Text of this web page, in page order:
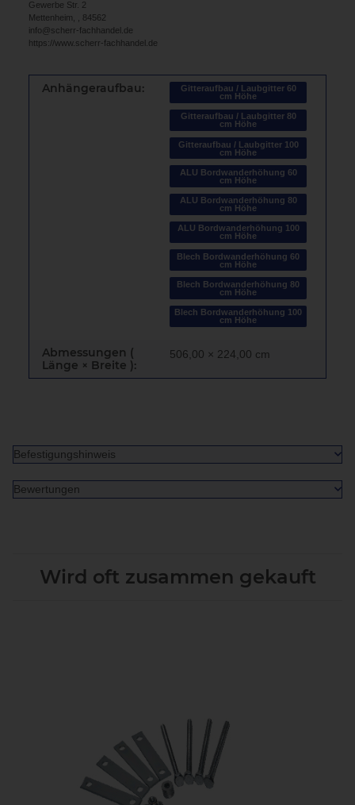
Gewerbe Str. 2
Mettenheim, , 84562
info@scherr-fachhandel.de
https://www.scherr-fachhandel.de
Anhängeraufbau:
Gitteraufbau / Laubgitter 60
cm Höhe
Gitteraufbau / Laubgitter 80
cm Höhe
Gitteraufbau / Laubgitter 100
cm Höhe
ALU Bordwanderhöhung 60
cm Höhe
ALU Bordwanderhöhung 80
cm Höhe
ALU Bordwanderhöhung 100
cm Höhe
Blech Bordwanderhöhung 60
cm Höhe
Blech Bordwanderhöhung 80
cm Höhe
Blech Bordwanderhöhung 100
cm Höhe
Abmessungen (
Länge × Breite ):
506,00 × 224,00 cm
Befestigungshinweis
Bewertungen
Wird oft zusammen gekauft